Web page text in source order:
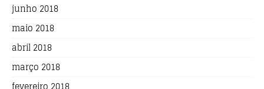
junho 2018
maio 2018
abril 2018
março 2018